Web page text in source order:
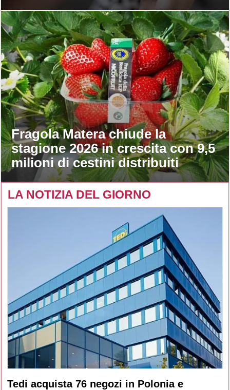
Fragola Matera chiude la
stagione 2026 in crescita con 9,5
milioni di cestini distribuiti
LA NOTIZIA DEL GIORNO
Tedi acquista 76 negozi in Polonia e